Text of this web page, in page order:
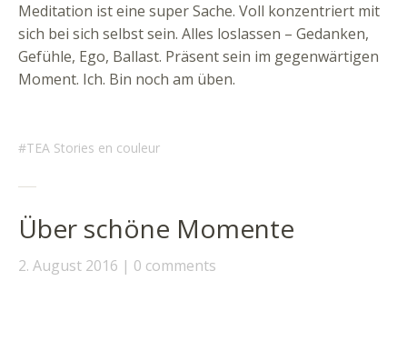
Meditation ist eine super Sache. Voll konzentriert mit
sich bei sich selbst sein. Alles loslassen – Gedanken,
Gefühle, Ego, Ballast. Präsent sein im gegenwärtigen
Moment. Ich. Bin noch am üben.
TEA Stories en couleur
Über schöne Momente
2. August 2016 0 comments